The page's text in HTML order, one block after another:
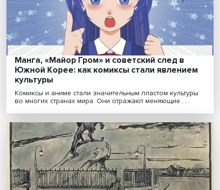
«Насколько человек останется
машина машиной — большой вопрос»
Будут ли новые технологии разобщать или, напротив,
соединять людей и общество? Какие механизмы